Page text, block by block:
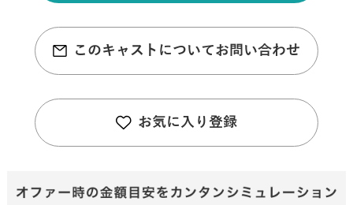
このキャストについてお問い合わせ
お気に入り登録